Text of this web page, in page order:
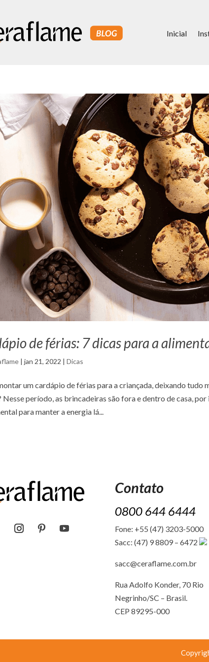
Inicial
de férias: 7 dicas para a
|jan 21, 2022 |Dicas
um cardápio de férias para a criançada, deixando tudo
Nesse período, as brincadeiras são fora e dentro de casa,
para manter a energia lá...
Contato
0800 644 6444
Fone: +55 (47) 3203-5000
Sacc: (47) 9 8809 – 6472
sacc@ceraflame.com.br
Rua Adolfo Konder, 70 Rio
Negrinho/SC – Brasil.
CEP 89295-000